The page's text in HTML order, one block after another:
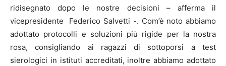
ridisegnato dopo le nostre decisioni – afferma il
vicepresidente Federico Salvetti -. Com’è noto abbiamo
adottato protocolli e soluzioni più rigide per la nostra
rosa, consigliando ai ragazzi di sottoporsi a test
sierologici in istituti accreditati, inoltre abbiamo adottato